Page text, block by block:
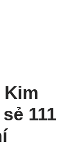
Kim
111